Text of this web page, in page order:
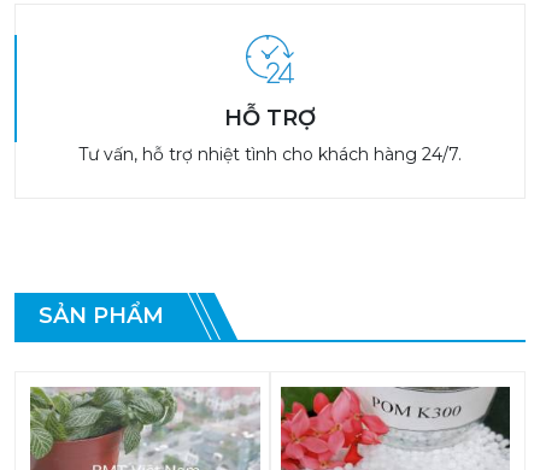
HỖ TRỢ
Tư vấn, hỗ trợ nhiệt tình cho khách hàng 24/7.
SẢN PHẨM